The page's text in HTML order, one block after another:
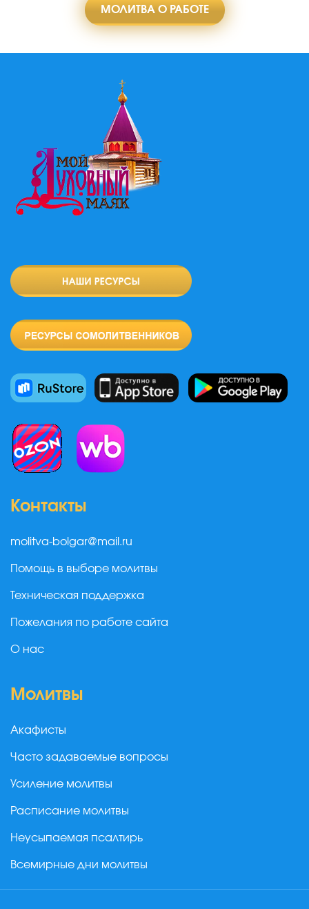
МОЛИТВА О РАБОТЕ
Контакты
molitva-bolgar@mail.ru
Помощь в выборе молитвы
Техническая поддержка
Пожелания по работе сайта
О нас
Молитвы
Акафисты
Часто задаваемые вопросы
Усиление молитвы
Расписание молитвы
Неусыпаемая псалтирь
Всемирные дни молитвы